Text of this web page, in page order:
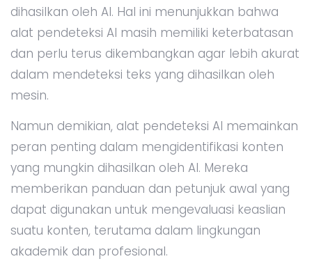
dihasilkan oleh AI. Hal ini menunjukkan bahwa
alat pendeteksi AI masih memiliki keterbatasan
dan perlu terus dikembangkan agar lebih akurat
dalam mendeteksi teks yang dihasilkan oleh
mesin.
Namun demikian, alat pendeteksi AI memainkan
peran penting dalam mengidentifikasi konten
yang mungkin dihasilkan oleh AI. Mereka
memberikan panduan dan petunjuk awal yang
dapat digunakan untuk mengevaluasi keaslian
suatu konten, terutama dalam lingkungan
akademik dan profesional.